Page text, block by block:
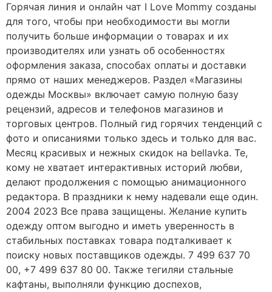
Горячая линия и онлайн чат I Love Mommy созданы
для того, чтобы при необходимости вы могли
получить больше информации о товарах и их
производителях или узнать об особенностях
оформления заказа, способах оплаты и доставки
прямо от наших менеджеров. Раздел «Магазины
одежды Москвы» включает самую полную базу
рецензий, адресов и телефонов магазинов и
торговых центров. Полный гид горячих тенденций с
фото и описаниями только здесь и только для вас.
Месяц красивых и нежных скидок на bellavka. Те,
кому не хватает интерактивных историй любви,
делают продолжения с помощью анимационного
редактора. В праздники к нему надевали еще один.
2004 2023 Все права защищены. Желание купить
одежду оптом выгодно и иметь уверенность в
стабильных поставках товара подталкивает к
поиску новых поставщиков одежды. 7 499 637 70
00, +7 499 637 80 00. Также тегиляи стальные
кафтаны, выполняли функцию доспехов,